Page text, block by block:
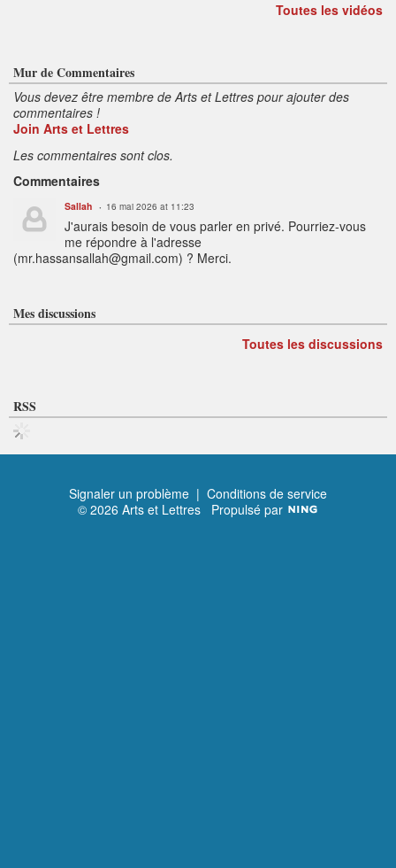
Toutes les vidéos
Mur de Commentaires
Vous devez être membre de Arts et Lettres pour ajouter des
commentaires !
Join Arts et Lettres
Les commentaires sont clos.
Commentaires
Sallah 16 mai 2026 at 11:23
J'aurais besoin de vous parler en privé. Pourriez-vous
me répondre à l'adresse
(mr.hassansallah@gmail.com) ? Merci.
Mes discussions
Toutes les discussions
RSS
Signaler un problème | Conditions de service
© 2026 Arts et Lettres Propulsé par